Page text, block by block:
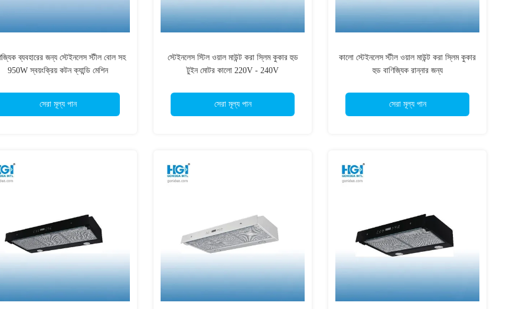
ব্যবহারের জন্য স্টেইনলেস স্টীল বোল সহ
950W স্বয়ংক্রিয় কটন ক্যান্ডি মেশিন
সেরা মূল্য পান
স্টেইনলেস স্টিল ওয়াল মাউন্ট করা স্লিম কুকার হুড
টুইন মোটর কালো 220V - 240V
সেরা মূল্য পান
কালো স্টেইনলেস স্টীল ওয়াল মাউন্ট করা স্লিম কুকার
হুড বাণিজ্যিক রান্নার জন্য
সেরা মূল্য পান